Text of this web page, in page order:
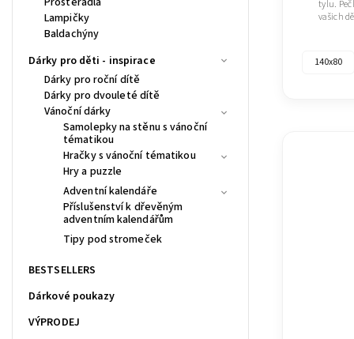
Lampičky
Baldachýny
Dárky pro děti - inspirace
Dárky pro roční dítě
Dárky pro dvouleté dítě
Vánoční dárky
Samolepky na stěnu s vánoční
tématikou
Hračky s vánoční tématikou
Hry a puzzle
Adventní kalendáře
Příslušenství k dřevěným
adventním kalendářům
Tipy pod stromeček
BESTSELLERS
Dárkové poukazy
VÝPRODEJ
tylu.
vašich
140x80